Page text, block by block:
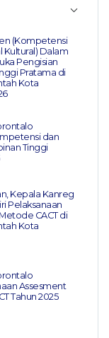
(Kompetensi
Kultural) Dalam
Pengisian
Pratama di
Kota
dan
Tinggi
Kepala Kanreg
Pelaksanaan
CACT di
Kota
Assesment
Tahun 2025